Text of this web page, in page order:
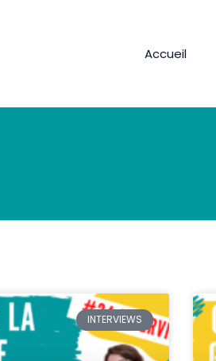
Accueil
INTERVIEWS